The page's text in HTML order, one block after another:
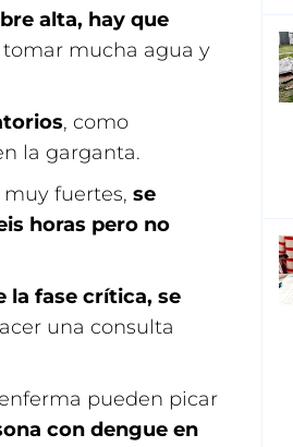
alta, hay que
mucha agua y
, como
la garganta.
muy fuertes, se
horas pero no
la fase crítica, se
una consulta
pueden picar
con dengue en